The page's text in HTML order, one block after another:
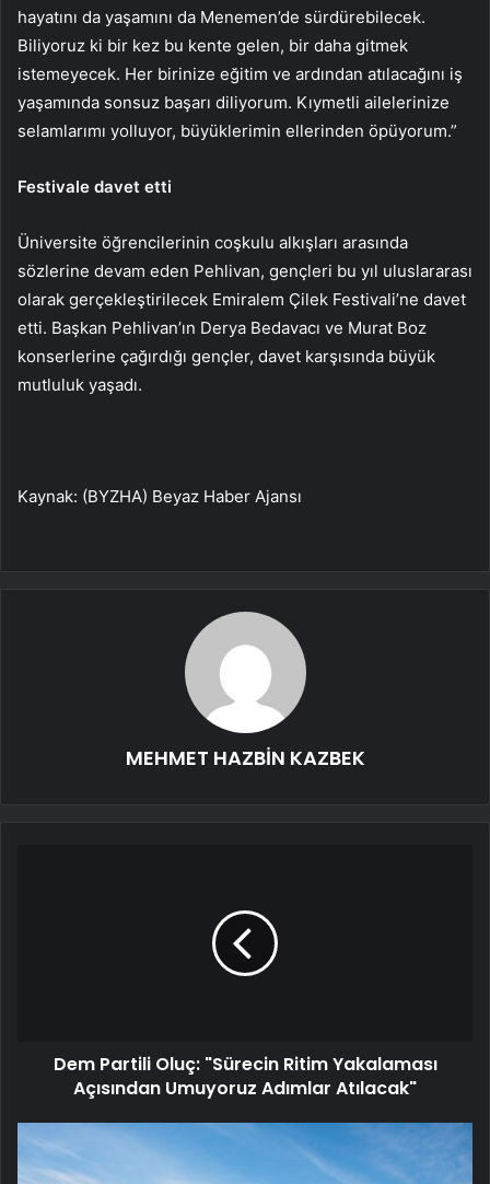
hayatını da yaşamını da Menemen’de sürdürebilecek.
Biliyoruz ki bir kez bu kente gelen, bir daha gitmek
istemeyecek. Her birinize eğitim ve ardından atılacağını iş
yaşamında sonsuz başarı diliyorum. Kıymetli ailelerinize
selamlarımı yolluyor, büyüklerimin ellerinden öpüyorum.”
Festivale davet etti
Üniversite öğrencilerinin coşkulu alkışları arasında
sözlerine devam eden Pehlivan, gençleri bu yıl uluslararası
olarak gerçekleştirilecek Emiralem Çilek Festivali’ne davet
etti. Başkan Pehlivan’ın Derya Bedavacı ve Murat Boz
konserlerine çağırdığı gençler, davet karşısında büyük
mutluluk yaşadı.
Kaynak: (BYZHA) Beyaz Haber Ajansı
MEHMET HAZBİN KAZBEK
Dem Partili Oluç: "Sürecin Ritim Yakalaması
Açısından Umuyoruz Adımlar Atılacak"